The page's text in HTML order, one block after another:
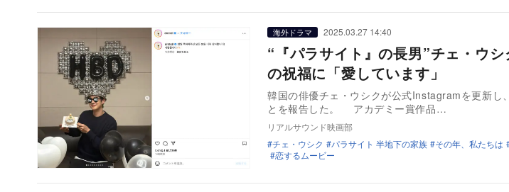
海外ドラマ 2025.03.27 14:40
“『パラサイト』の長男”チェ・ウ
の祝福に「愛しています」
韓国の俳優チェ・ウシクが公式Instagramを更新し
とを報告した。 アカデミー賞作品…
リアルサウンド映画部
チェ・ウシク
パラサイト 半地下の家族 その年、私たちは
恋するムービー